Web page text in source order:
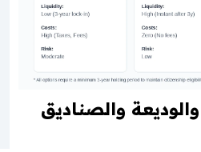
والصناديق